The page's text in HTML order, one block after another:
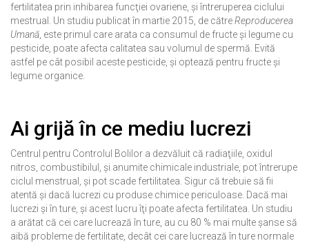
fertilitatea prin inhibarea funcţiei ovariene, şi întreruperea ciclului
mestrual. Un studiu publicat în martie 2015, de cătreReproducerea
Umană, este primul care arata ca consumul de fructe şi legume cu
pesticide, poate afecta calitatea sau volumul de spermă. Evită
astfel pe cât posibil aceste pesticide, şi optează pentru fructe şi
legume organice.
Ai grijă în ce mediu lucrezi
Centrul pentru Controlul Bolilor a dezvăluit că radiaţiile, oxidul
nitros, combustibilul, şi anumite chimicale industriale, pot întrerupe
ciclul menstrual, şi pot scade fertilitatea. Sigur că trebuie să fii
atentă şi dacă lucrezi cu produse chimice periculoase. Dacă mai
lucrezi şi în ture, şi acest lucru îţi poate afecta fertilitatea. Un studiu
a arătat că cei care lucrează în ture, au cu 80 % mai multe şanse să
aibă probleme de fertilitate, decât cei care lucrează în ture normale